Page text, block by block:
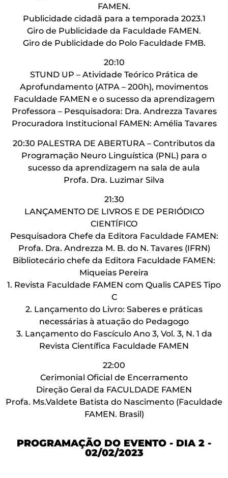
FAMEN.
Publicidade cidadã para a temporada 2023.1
Giro de Publicidade da Faculdade FAMEN.
Giro de Publicidade do Polo Faculdade FMB.
20:10
STUND UP – Atividade Teórico Prática de
Aprofundamento (ATPA – 200h), movimentos
Faculdade FAMEN e o sucesso da aprendizagem
Professora – Pesquisadora: Dra. Andrezza Tavares
Procuradora Institucional FAMEN: Amélia Tavares
20:30 PALESTRA DE ABERTURA – Contributos da
Programação Neuro Linguística (PNL) para o
sucesso da aprendizagem na sala de aula
Profa. Dra. Luzimar Silva
21:30
LANÇAMENTO DE LIVROS E DE PERIÓDICO
CIENTÍFICO
Pesquisadora Chefe da Editora Faculdade FAMEN:
Profa. Dra. Andrezza M. B. do N. Tavares (IFRN)
Bibliotecário chefe da Editora Faculdade FAMEN:
Miqueias Pereira
1. Revista Faculdade FAMEN com Qualis CAPES Tipo
C
2. Lançamento do Livro: Saberes e práticas
necessárias à atuação do Pedagogo
3. Lançamento do Fascículo Ano 3, Vol. 3, N. 1 da
Revista Científica Faculdade FAMEN
22:00
Cerimonial Oficial de Encerramento
Direção Geral da FACULDADE FAMEN
Profa. Ms.Valdete Batista do Nascimento (Faculdade
FAMEN. Brasil)
PROGRAMAÇÃO DO EVENTO - DIA 2 -
02/02/2023